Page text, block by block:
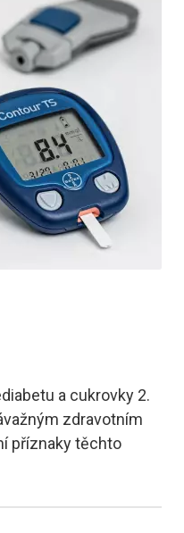
a cukrovky 2.
zdravotním
příznaky těchto